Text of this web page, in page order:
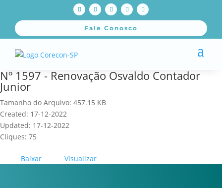
Fale Conosco
Nº 1597 - Renovação Osvaldo Contador
Junior
Tamanho do Arquivo: 457.15 KB
Created: 17-12-2022
Updated: 17-12-2022
Cliques: 75
Baixar Visualizar